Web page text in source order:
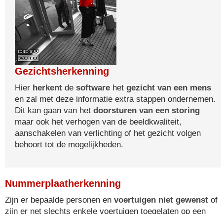
Gezichtsherkenning
Hier herkent de software het gezicht van een mens
en zal met deze informatie extra stappen ondernemen.
Dit kan gaan van het doorsturen van een storing
maar ook het verhogen van de beeldkwaliteit,
aanschakelen van verlichting of het gezicht volgen
behoort tot de mogelijkheden.
Nummerplaatherkenning
Zijn er bepaalde personen en voertuigen niet gewenst of
zijn er net slechts enkele voertuigen toegelaten op een